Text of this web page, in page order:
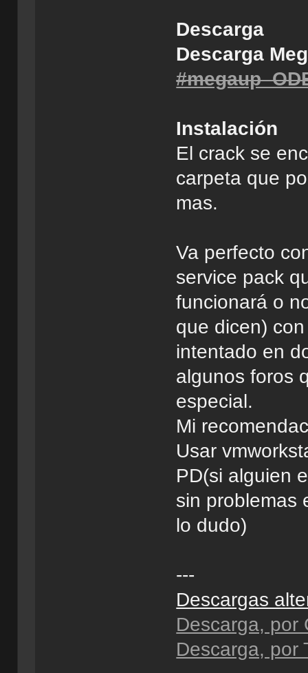
Descarga
Descarga
Instalación
El crack se
carpeta que
mas.
Va perfecto
service pack
funcionará o
que dicen)
intentado en
algunos foros
especial.
Mi
Usar
PD(si alguien
sin problemas
lo dudo)
---
Descargas
Descarga, por
Descarga, por